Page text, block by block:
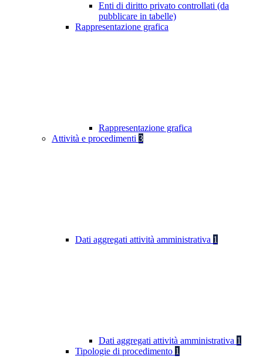
Enti di diritto privato controllati (da
pubblicare in tabelle)
Rappresentazione grafica
Rappresentazione grafica
Attività e procedimenti 3
Dati aggregati attività amministrativa 1
Dati aggregati attività amministrativa 1
Tipologie di procedimento 1